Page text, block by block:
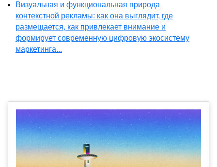
Визуальная и функциональная природа
контекстной рекламы: как она выглядит, где
размещается, как привлекает внимание и
формирует современную цифровую экосистему
маркетинга...